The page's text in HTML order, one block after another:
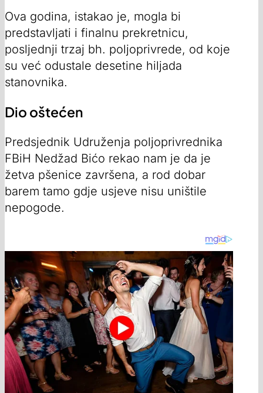
Ova godina, istakao je, mogla bi
predstavljati i finalnu prekretnicu,
posljednji trzaj bh. poljoprivrede, od koje
su već odustale desetine hiljada
stanovnika.
Dio oštećen
Predsjednik Udruženja poljoprivrednika
FBiH Nedžad Bićo rekao nam je da je
žetva pšenice završena, a rod dobar
barem tamo gdje usjeve nisu uništile
nepogode.